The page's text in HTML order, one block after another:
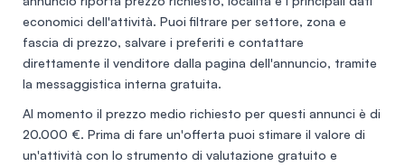
economici dell'attività. Puoi filtrare per settore, zona e
fascia di prezzo, salvare i preferiti e contattare
direttamente il venditore dalla pagina dell'annuncio, tramite
la messaggistica interna gratuita.
Al momento il prezzo medio richiesto per questi annunci è di
20.000 €. Prima di fare un'offerta puoi stimare il valore di
un'attività con lo strumento di valutazione gratuito e